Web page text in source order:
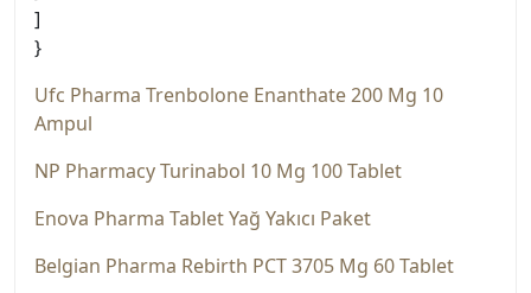
]
}
Ufc Pharma Trenbolone Enanthate 200 Mg 10
Ampul
NP Pharmacy Turinabol 10 Mg 100 Tablet
Enova Pharma Tablet Yağ Yakıcı Paket
Belgian Pharma Rebirth PCT 3705 Mg 60 Tablet